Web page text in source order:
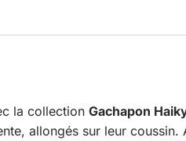
la collection Gachapon
allongés sur leur